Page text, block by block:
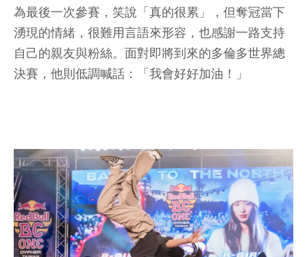
為最後一次參賽，笑說「真的很累」，但奪冠當下
湧現的情緒，很難用言語來形容，也感謝一路支持
自己的親友與粉絲。面對即將到來的多倫多世界總
決賽，他則低調喊話：「我會好好加油！」